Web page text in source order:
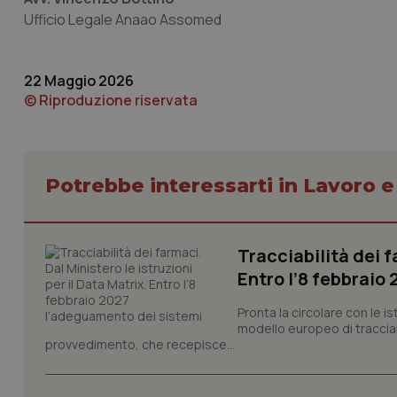
Ufficio Legale Anaao Assomed
22 Maggio 2026
© Riproduzione riservata
Potrebbe interessarti in Lavoro
Tracciabilità dei
Entro l’8 febbraio
Pronta la circolare con le
modello europeo di
provvedimento, che recepisce...
__Secure-YNID
__Secure-